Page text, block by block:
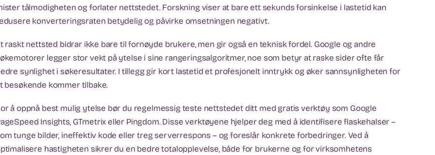
tålmodigheten og forlater nettstedet. Forskning viser at bare ett sekunds forsinkelse i lastetid kan
konverteringsraten betydelig og påvirke omsetningen negativt.
raskt nettsted bidrar ikke bare til fornøyde brukere, men gir også en teknisk fordel. Google og andre
legger stor vekt på ytelse i sine rangeringsalgoritmer, noe som betyr at raske sider ofte får
synlighet i søkeresultater. I tillegg gir kort lastetid et profesjonelt inntrykk og øker sannsynligheten for
besøkende kommer tilbake.
å oppnå best mulig ytelse bør du regelmessig teste nettstedet ditt med gratis verktøy som Google
Insights, GTmetrix eller Pingdom. Disse verktøyene hjelper deg med å identifisere flaskehalser –
tunge bilder, ineffektiv kode eller treg serverrespons – og foreslår konkrete forbedringer. Ved å
hastigheten sikrer du en bedre totalopplevelse, både for brukerne og for virksomhetens